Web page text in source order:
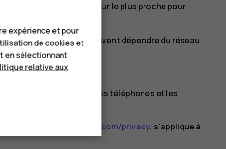
votre revendeur le plus proche pour
des produits peuvent dépendre du réseau
supplémentaires.
la marque Nokia pour les téléphones et les
Corporation.
sur
http://www.hmd.com/privacy, s'applique à
expérience et pour
de cookies et
en sélectionnant
relative aux